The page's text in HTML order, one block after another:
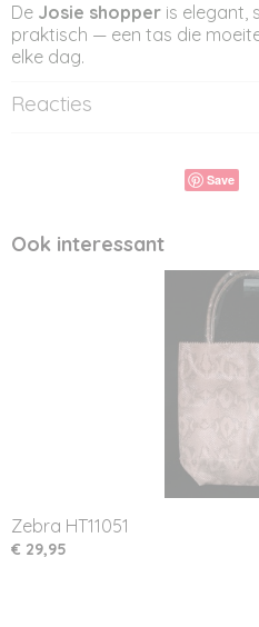
De Josie shopper is elegant,
praktisch — een tas die
elke dag.
Reacties
Save
Ook interessant
Zebra HT11051
€ 29,95